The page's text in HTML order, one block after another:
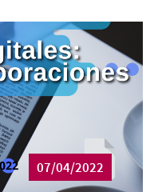
07/04/2022